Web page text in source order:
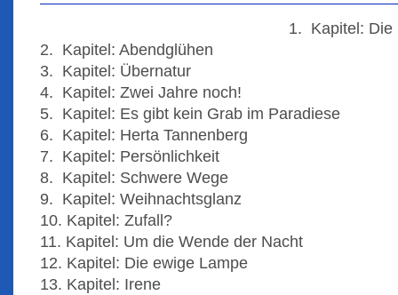
1. Kapitel: Die
2. Kapitel: Abendglühen
3. Kapitel: Übernatur
4. Kapitel: Zwei Jahre noch!
5. Kapitel: Es gibt kein Grab im Paradiese
6. Kapitel: Herta Tannenberg
7. Kapitel: Persönlichkeit
8. Kapitel: Schwere Wege
9. Kapitel: Weihnachtsglanz
10. Kapitel: Zufall?
11. Kapitel: Um die Wende der Nacht
12. Kapitel: Die ewige Lampe
13. Kapitel: Irene